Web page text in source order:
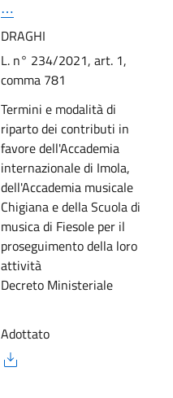
⋯
DRAGHI
L. n° 234/2021, art. 1,
comma 781
Termini e modalità di
riparto dei contributi in
favore dell'Accademia
internazionale di Imola,
dell'Accademia musicale
Chigiana e della Scuola di
musica di Fiesole per il
proseguimento della loro
attività
Decreto Ministeriale
Adottato